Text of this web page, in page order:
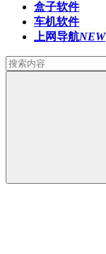
盒子软件
车机软件
上网导航NEW